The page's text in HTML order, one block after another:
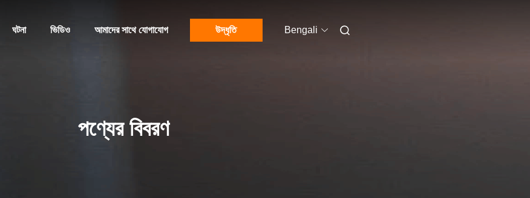
ঘটনা ভিডিও আমাদের সাথে যোগাযোগ উদ্ধৃতি Bengali
পণ্যের বিবরণ